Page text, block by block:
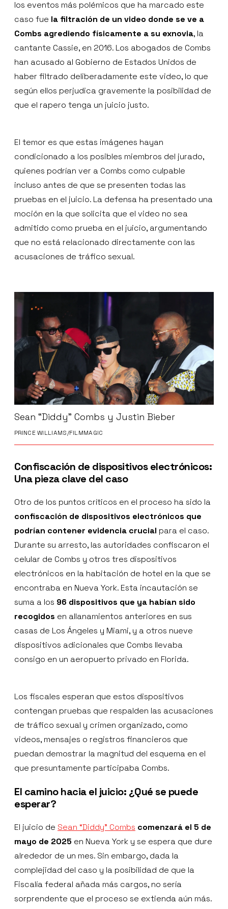
los eventos más polémicos que ha marcado este
caso fue la filtración de un video donde se ve a
Combs agrediendo físicamente a su exnovia, la
cantante Cassie, en 2016. Los abogados de Combs
han acusado al Gobierno de Estados Unidos de
haber filtrado deliberadamente este video, lo que
según ellos perjudica gravemente la posibilidad de
que el rapero tenga un juicio justo.
El temor es que estas imágenes hayan
condicionado a los posibles miembros del jurado,
quienes podrían ver a Combs como culpable
incluso antes de que se presenten todas las
pruebas en el juicio. La defensa ha presentado una
moción en la que solicita que el video no sea
admitido como prueba en el juicio, argumentando
que no está relacionado directamente con las
acusaciones de tráfico sexual.
Sean “Diddy” Combs y Justin Bieber
PRINCE WILLIAMS/FILMMAGIC
Confiscación de dispositivos electrónicos:
Una pieza clave del caso
Otro de los puntos críticos en el proceso ha sido la
confiscación de dispositivos electrónicos que
podrían contener evidencia crucial para el caso.
Durante su arresto, las autoridades confiscaron el
celular de Combs y otros tres dispositivos
electrónicos en la habitación de hotel en la que se
encontraba en Nueva York. Esta incautación se
suma a los 96 dispositivos que ya habían sido
recogidos en allanamientos anteriores en sus
casas de Los Ángeles y Miami, y a otros nueve
dispositivos adicionales que Combs llevaba
consigo en un aeropuerto privado en Florida.
Los fiscales esperan que estos dispositivos
contengan pruebas que respalden las acusaciones
de tráfico sexual y crimen organizado, como
videos, mensajes o registros financieros que
puedan demostrar la magnitud del esquema en el
que presuntamente participaba Combs.
El camino hacia el juicio: ¿Qué se puede
esperar?
El juicio de Sean “Diddy” Combs comenzará el 5 de
mayo de 2025 en Nueva York y se espera que dure
alrededor de un mes. Sin embargo, dada la
complejidad del caso y la posibilidad de que la
Fiscalía federal añada más cargos, no sería
sorprendente que el proceso se extienda aún más.